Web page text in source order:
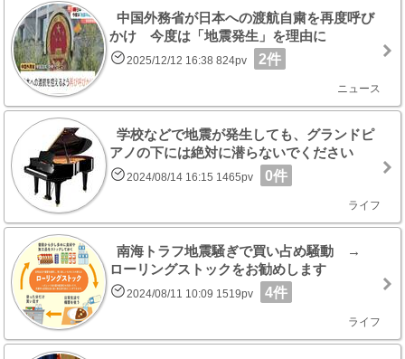
中国外務省が日本への渡航自粛を再度呼び
かけ 今度は「地震発生」を理由に
2025/12/12 16:38 824pv 2件
ニュース
学校などで地震が発生しても、グランドピ
アノの下には絶対に潜らないでください
2024/08/14 16:15 1465pv 0件
ライフ
南海トラフ地震騒ぎで買い占め騒動 →
ローリングストックをお勧めします
2024/08/11 10:09 1519pv 4件
ライフ